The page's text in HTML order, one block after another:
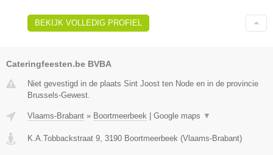
BEKIJK VOLLEDIG PROFIEL
Cateringfeesten.be BVBA
Niet gevestigd in de plaats Sint Joost ten Node en in de provincie
Brussels-Gewest.
Vlaams-Brabant » Boortmeerbeek Google maps ▼
K.A.Tobbackstraat 9 3190 Boortmeerbeek (Vlaams-Brabant)